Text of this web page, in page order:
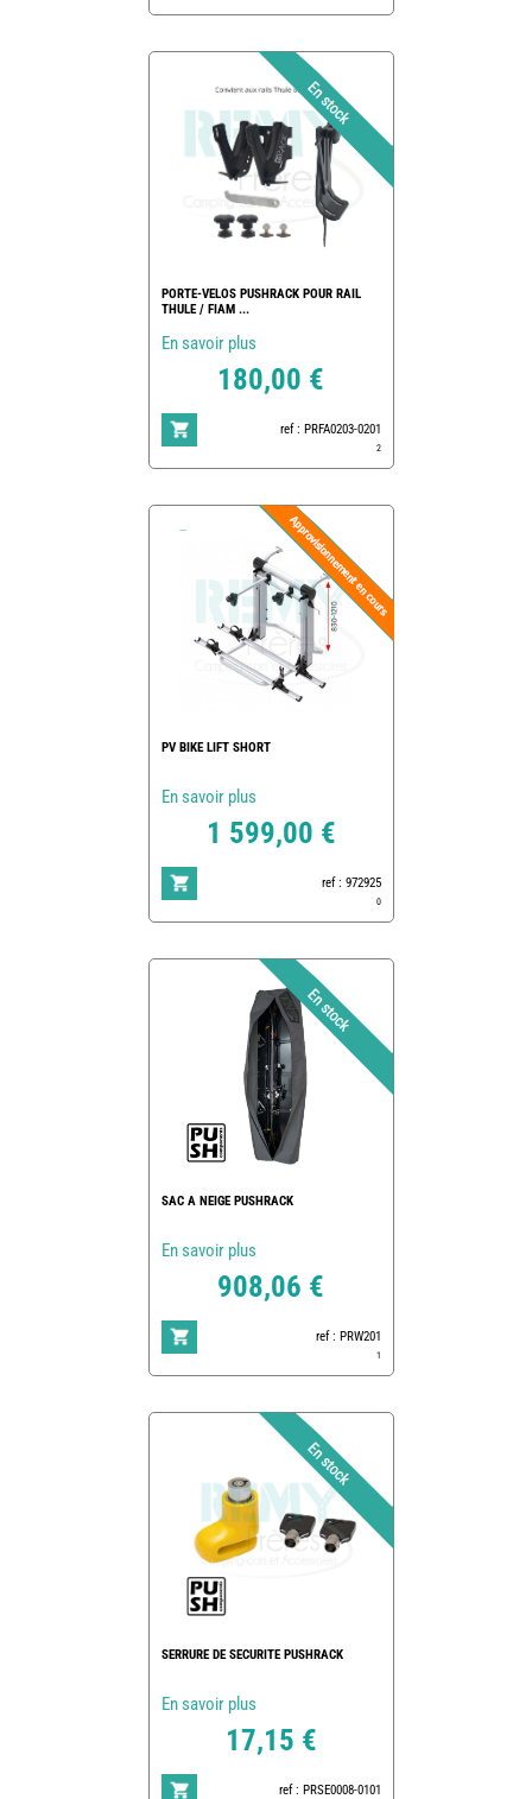
PORTE-VELOS PUSHRACK POUR RAIL
THULE / FIAM ...
En savoir plus
180,00 €
ref : PRFA0203-0201
2
PV BIKE LIFT SHORT
En savoir plus
1 599,00 €
ref : 972925
0
SAC A NEIGE PUSHRACK
En savoir plus
908,06 €
ref : PRW201
1
SERRURE DE SECURITE PUSHRACK
En savoir plus
17,15 €
ref : PRSE0008-0101